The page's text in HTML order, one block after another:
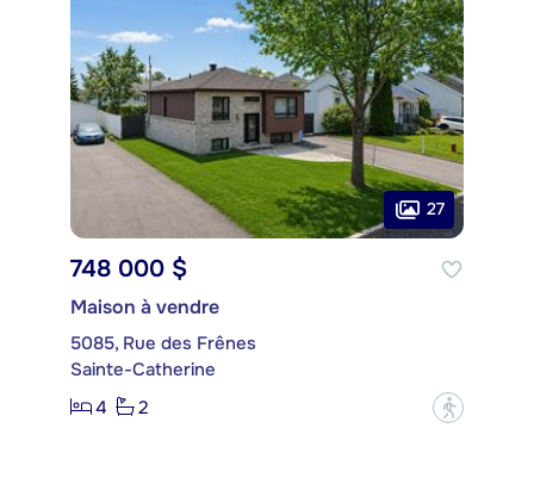
27
748 000 $
Maison à vendre
5085, Rue des Frênes
Sainte-Catherine
4
2 ?